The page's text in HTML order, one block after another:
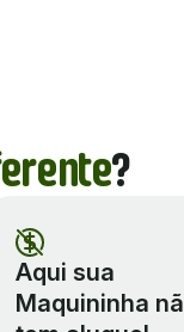
?
Aqui sua
Maquininha